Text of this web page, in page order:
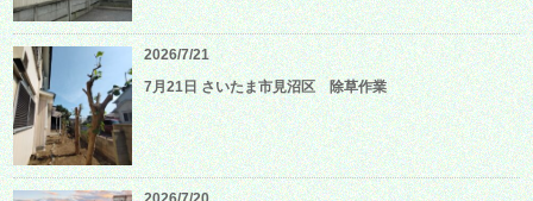
2026/7/21
7月21日 さいたま市見沼区 除草作業